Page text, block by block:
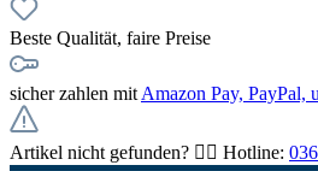
Beste Qualität, faire Preise
sicher zahlen mit Amazon Pay, PayPal,
Artikel nicht gefunden? 👉🏻 Hotline: